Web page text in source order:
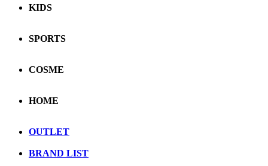
KIDS
SPORTS
COSME
HOME
OUTLET
BRAND LIST